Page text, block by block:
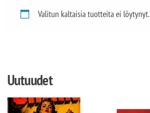
Valitun kaltaisia tuotteita ei löytynyt.
Uutuudet